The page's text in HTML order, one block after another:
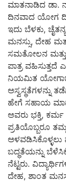
ಮಾತನಾಡಿದ ಡಾ.
ದಿನವಾದ ಯೋಗ
ಇದು ಬೆಳಕು,
ಮನಸ್ಸು, ದೇಹ
ಸಮತೋಲನ ಮತ್ತು
ಪಾತ್ರ ವಹಿಸುತ್ತದೆ
ನಿಯಮಿತ
ಅಸ್ವಸ್ಥತೆಗಳನ್ನು
ಹೇಗೆ ಸಹಾಯ
ಅವರು ಭಕ್ತಿ,
ಪ್ರತಿಯೊಬ್ಬರೂ
ಅಳವಡಿಸಿಕೊಳ್ಳಲು
ಬದ್ಧತೆಯನ್ನು
ನೆಟ್ಟರು.
ದೇಹ, ಶಾಂತ